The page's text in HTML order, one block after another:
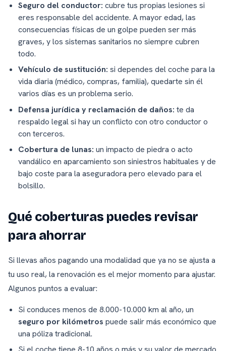
Seguro del conductor: cubre tus propias lesiones si
eres responsable del accidente. A mayor edad, las
consecuencias físicas de un golpe pueden ser más
graves, y los sistemas sanitarios no siempre cubren
todo.
Vehículo de sustitución: si dependes del coche para la
vida diaria (médico, compras, familia), quedarte sin él
varios días es un problema serio.
Defensa jurídica y reclamación de daños: te da
respaldo legal si hay un conflicto con otro conductor o
con terceros.
Cobertura de lunas: un impacto de piedra o acto
vandálico en aparcamiento son siniestros habituales y de
bajo coste para la aseguradora pero elevado para el
bolsillo.
Qué coberturas puedes revisar
para ahorrar
Si llevas años pagando una modalidad que ya no se ajusta a
tu uso real, la renovación es el mejor momento para ajustar.
Algunos puntos a evaluar:
Si conduces menos de 8.000-10.000 km al año, un
seguro por kilómetros puede salir más económico que
una póliza tradicional.